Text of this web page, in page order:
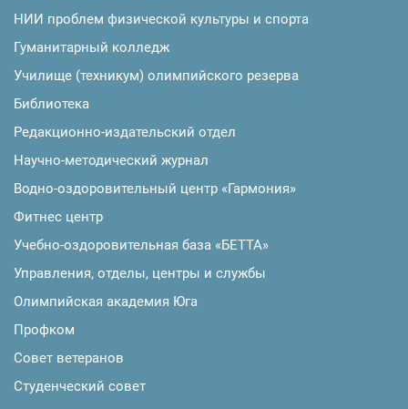
НИИ проблем физической культуры и спорта
Гуманитарный колледж
Училище (техникум) олимпийского резерва
Библиотека
Редакционно-издательский отдел
Научно-методический журнал
Водно-оздоровительный центр «Гармония»
Фитнес центр
Учебно-оздоровительная база «БЕТТА»
Управления, отделы, центры и службы
Олимпийская академия Юга
Профком
Совет ветеранов
Студенческий совет